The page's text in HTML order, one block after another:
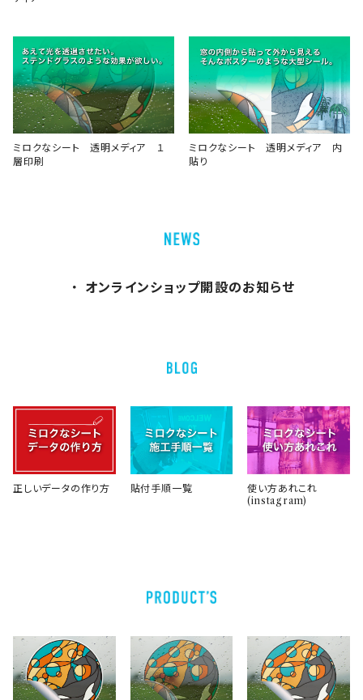
ミロクなシート 透明メディア １
層印刷
ミロクなシート 透明メディア 内
貼り
オンラインショップ開設のお知らせ
正しいデータの作り方 貼付手順一覧
使い方あれこれ
(instagram)